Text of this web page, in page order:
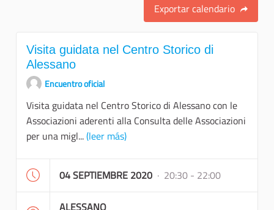
Exportar calendario
Visita guidata nel Centro Storico di
Alessano
Encuentro oficial
Visita guidata nel Centro Storico di Alessano con le
Associazioni aderenti alla Consulta delle Associazioni
per una migl...(leer más)
04 SEPTIEMBRE 2020 · 20:30 - 22:00
ALESSANO